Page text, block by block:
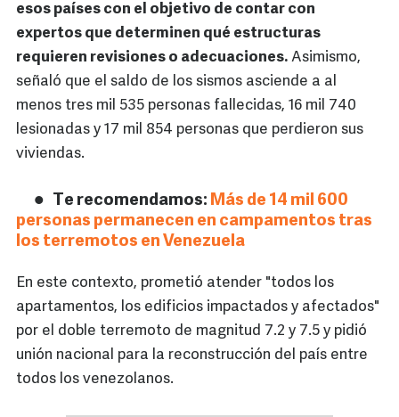
esos países con el objetivo de contar con
expertos que determinen qué estructuras
requieren revisiones o adecuaciones. Asimismo,
señaló que el saldo de los sismos asciende a al
menos tres mil 535 personas fallecidas, 16 mil 740
lesionadas y 17 mil 854 personas que perdieron sus
viviendas.
Te recomendamos: Más de 14 mil 600
personas permanecen en campamentos tras
los terremotos en Venezuela
En este contexto, prometió atender "todos los
apartamentos, los edificios impactados y afectados"
por el doble terremoto de magnitud 7.2 y 7.5 y pidió
unión nacional para la reconstrucción del país entre
todos los venezolanos.